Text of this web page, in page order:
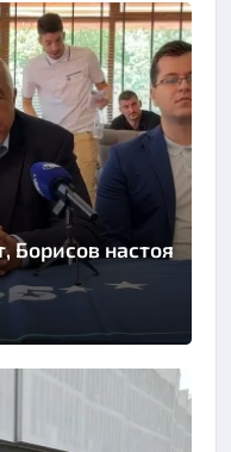
Борисов настоя